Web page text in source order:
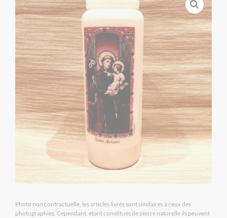
Photo non contractuelle, les articles livrés sont similaires à ceux des
photographies. Cependant, étant constitués de pierre naturelle ils peuvent